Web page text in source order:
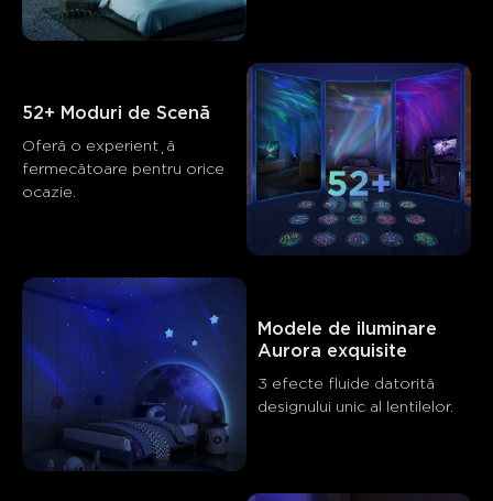
52+ Moduri de Scenă
Oferă o experiență
fermecătoare pentru orice
ocazie.
Modele de iluminare
Aurora exquisite
3 efecte fluide datorită
designului unic al lentilelor.
Ce spun clienții
Visual effects and projection quality
0
Clienții menționează
0
Pozitiv